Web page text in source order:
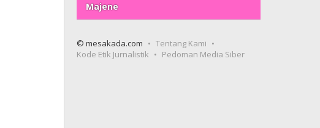
Majene
© mesakada.com
Tentang Kami
Kode Etik Jurnalistik
Pedoman Media Siber